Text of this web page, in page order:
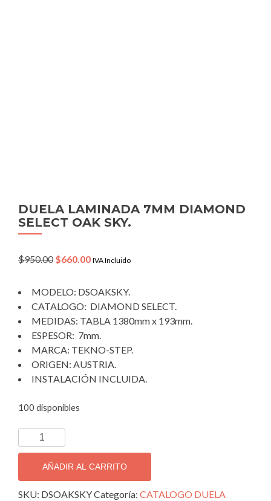
DUELA LAMINADA 7MM DIAMOND
SELECT OAK SKY.
$950.00 Original
$950.00.
$660.00Current
$660.00.
IVA Incluido
MODELO: DSOAKSKY.
CATALOGO: DIAMOND SELECT.
MEDIDAS: TABLA 1380mm x 193mm.
ESPESOR: 7mm.
MARCA: TEKNO-STEP.
ORIGEN: AUSTRIA.
INSTALACIÓN INCLUIDA.
100 disponibles
DUELA
LAMINADA
DIAMOND
SELECT
AÑADIR AL CARRITO
SKU: DSOAKSKYCategoría: CATALOGO DUELA